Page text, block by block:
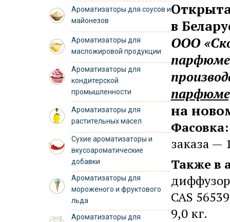
Ароматизаторы для соусов и
майонезов
Ароматизаторы для
масложировой продукции
Ароматизаторы для
кондитерской
промышленности
Ароматизаторы для
растительных масел
Сухие ароматизаторы и
вкусоароматические
добавки
Ароматизаторы для
мороженого и фруктового
льда
Ароматизаторы для
в
ООО
на
Фасовка:
заказа —
Также в
CAS
9,0 кг.